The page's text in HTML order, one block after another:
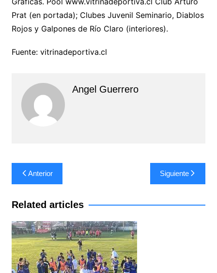
Prat (en portada); Clubes Juvenil Seminario, Diablos
Rojos y Galpones de Río Claro (interiores).
Fuente: vitrinadeportiva.cl
Angel Guerrero
Navegación
de
entradas
Anterior Siguiente
Related articles